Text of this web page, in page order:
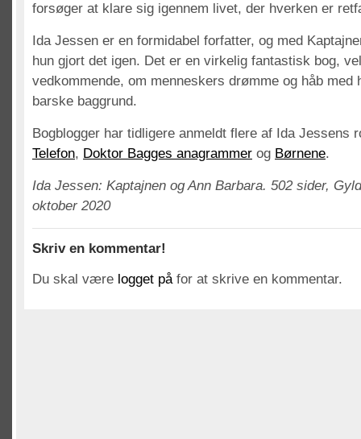
forsøger at klare sig igennem livet, der hverken er
Ida Jessen er en formidabel forfatter, og med
hun gjort det igen. Det er en virkelig fantastisk bog,
vedkommende, om menneskers drømme og håb med
barske baggrund.
Bogblogger har tidligere anmeldt flere af Ida Jessens
Telefon, Doktor Bagges anagrammer og Børnene.
Ida Jessen: Kaptajnen og Ann Barbara. 502 sider,
oktober 2020
Skriv en kommentar!
Du skal være logget påfor at skrive en kommentar.